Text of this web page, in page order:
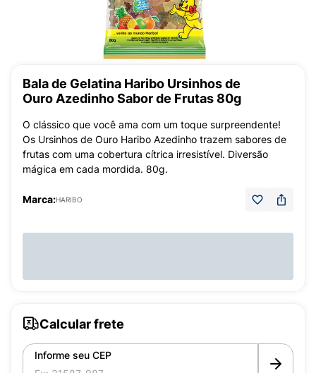
Bala de Gelatina Haribo Ursinhos de
Ouro Azedinho Sabor de Frutas 80g
O clássico que você ama com um toque surpreendente!
Os Ursinhos de Ouro Haribo Azedinho trazem sabores de
frutas com uma cobertura cítrica irresistível. Diversão
mágica em cada mordida. 80g.
Marca:HARIBO
Calcular frete
Informe seu CEP